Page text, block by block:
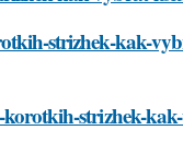
strizhek-kak-
strizhek-